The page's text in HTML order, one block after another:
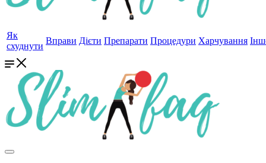
Як
схуднути
Вправи Дієти Препарати Процедури Харчування